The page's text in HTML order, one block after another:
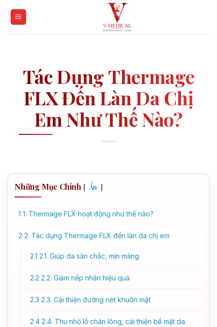
Tác Dụng Thermage
FLX Đến Làn Da Chị
Em Như Thế Nào?
Những Mục Chính [ Ẩn ]
1 1. Thermage FLX hoạt động như thế nào?
2 2. Tác dụng Thermage FLX đến làn da chị em
2.1 2.1. Giúp da săn chắc, mịn màng
2.2 2.2. Giảm nếp nhăn hiệu quả
2.3 2.3. Cải thiện đường nét khuôn mặt
2.4 2.4. Thu nhỏ lỗ chân lông, cải thiện bề mặt da